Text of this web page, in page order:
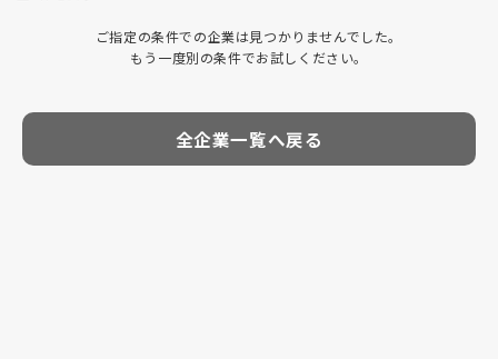
ご指定の条件での企業は見つかりませんでした。
もう一度別の条件でお試しください。
全企業一覧へ戻る